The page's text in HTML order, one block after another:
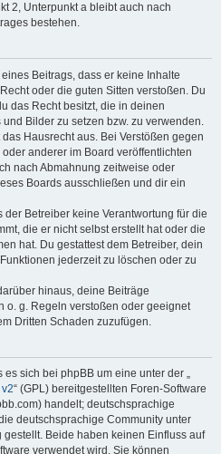
2, Unterpunkt a bleibt auch nach
bestehen.
Beitrags, dass er keine Inhalte
oder die guten Sitten verstoßen. Du
das Recht besitzt, die in deinen
Bilder zu setzen bzw. zu verwenden.
Hausrecht aus. Bei Verstößen gegen
anderer im Board veröffentlichten
nach Abmahnung zeitweise oder
Boards ausschließen und dir ein
der Betreiber keine Verantwortung für die
die er nicht selbst erstellt hat oder die
hat. Du gestattest dem Betreiber, dein
jederzeit zu löschen oder zu
hinaus, deine Beiträge
o. g. Regeln verstoßen oder geeignet
Dritten Schaden zuzufügen.
es sich bei phpBB um eine unter der „
“ (GPL) bereitgestellten Foren-Software
handelt; deutschsprachige
deutschsprachige Community unter
gestellt. Beide haben keinen Einfluss auf
verwendet wird. Sie können